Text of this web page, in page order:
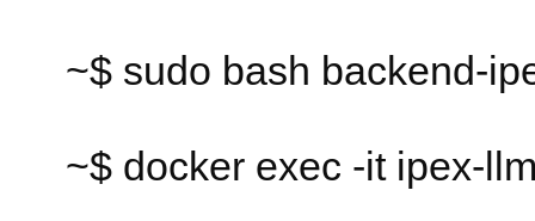
~$ sudo bash backend-
~$ docker exec -it ipex-